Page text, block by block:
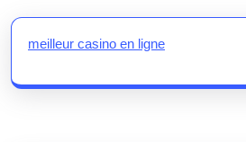
meilleur casino en ligne